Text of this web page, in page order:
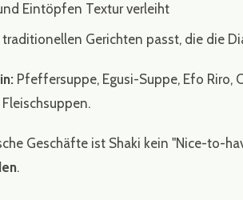
Eintöpfen Textur verleiht
Gerichten passt, die die
Pfeffersuppe, Egusi-Suppe, Efo
Geschäfte ist Shaki kein "Nice-to-
.